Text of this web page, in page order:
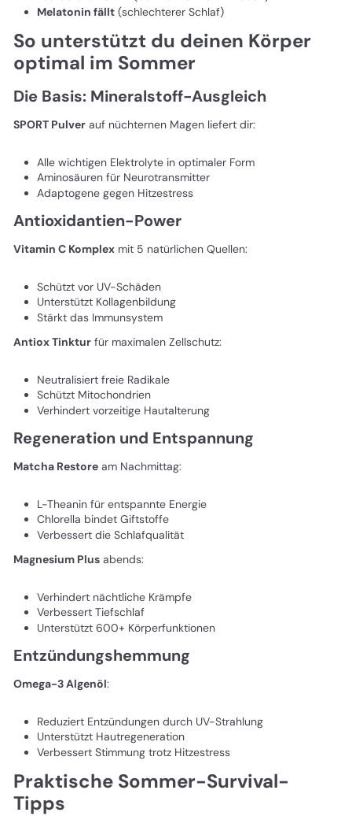
Melatonin fällt (schlechterer Schlaf)
So unterstützt du deinen Körper
optimal im Sommer
Die Basis: Mineralstoff-Ausgleich
SPORT Pulver auf nüchternen Magen liefert dir:
Alle wichtigen Elektrolyte in optimaler Form
Aminosäuren für Neurotransmitter
Adaptogene gegen Hitzestress
Antioxidantien-Power
Vitamin C Komplex mit 5 natürlichen Quellen:
Schützt vor UV-Schäden
Unterstützt Kollagenbildung
Stärkt das Immunsystem
Antiox Tinktur für maximalen Zellschutz:
Neutralisiert freie Radikale
Schützt Mitochondrien
Verhindert vorzeitige Hautalterung
Regeneration und Entspannung
Matcha Restore am Nachmittag:
L-Theanin für entspannte Energie
Chlorella bindet Giftstoffe
Verbessert die Schlafqualität
Magnesium Plus abends:
Verhindert nächtliche Krämpfe
Verbessert Tiefschlaf
Unterstützt 600+ Körperfunktionen
Entzündungshemmung
Omega-3 Algenöl:
Reduziert Entzündungen durch UV-Strahlung
Unterstützt Hautregeneration
Verbessert Stimmung trotz Hitzestress
Praktische Sommer-Survival-
Tipps